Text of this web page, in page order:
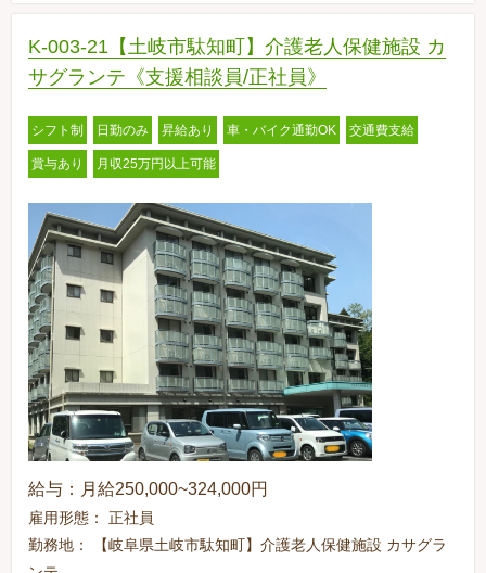
K-003-21【土岐市駄知町】介護老人保健施設 カ
サグランテ《支援相談員/正社員》
シフト制 日勤のみ 昇給あり 車・バイク通勤OK 交通費支給
賞与あり 月収25万円以上可能
給与：月給250,000~324,000円
雇用形態： 正社員
勤務地： 【岐阜県土岐市駄知町】介護老人保健施設 カサグラ